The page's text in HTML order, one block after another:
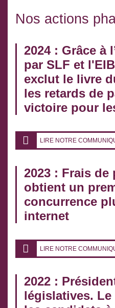
Nos actions
2024 : Grâce à
par SLF et
exclut le livre
les retards de
victoire pour
LIRE NOTRE
2023 : Frais de
obtient un
concurrence
internet
LIRE NOTRE
2022 :
législatives.